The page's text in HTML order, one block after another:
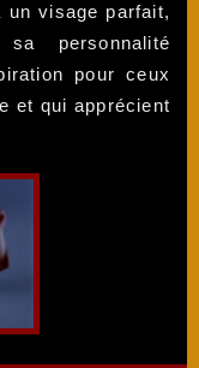
un visage parfait,
personnalité
pour ceux
et qui apprécient